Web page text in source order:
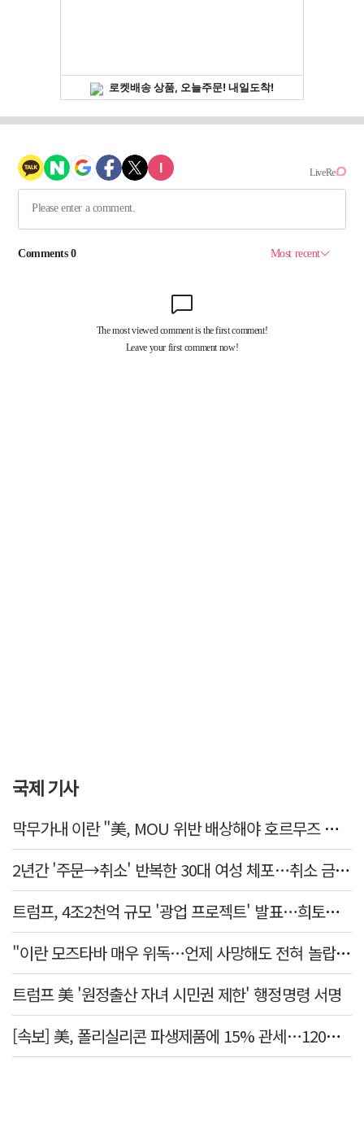
국제 기사
막무가내 이란 "美, MOU 위반 배상해야 호르무즈 재개방"
2년간 '주문→취소' 반복한 30대 여성 체포…취소 금액만 400억 원
트럼프, 4조2천억 규모 '광업 프로젝트' 발표…희토류 탈중국 속도
"이란 모즈타바 매우 위독…언제 사망해도 전혀 놀랍지 않아"
트럼프 美 '원정출산 자녀 시민권 제한' 행정명령 서명
[속보] 美, 폴리실리콘 파생제품에 15% 관세…120일 뒤 발효